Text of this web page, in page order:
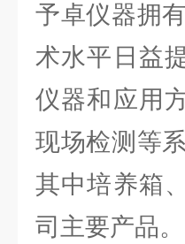
予卓仪器拥
术水平日益
仪器和应用
现场检测等
其中培养箱
司主要产品。